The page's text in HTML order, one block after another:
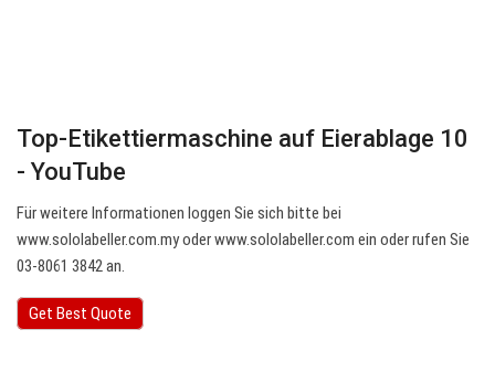
Top-Etikettiermaschine auf Eierablage 10
- YouTube
Für weitere Informationen loggen Sie sich bitte bei
www.sololabeller.com.my oder www.sololabeller.com ein oder rufen Sie
03-8061 3842 an.
Get Best Quote